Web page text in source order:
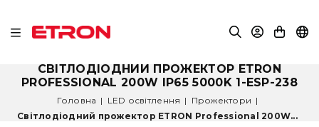
СВІТЛОДІОДНИЙ ПРОЖЕКТОР ETRON
PROFESSIONAL 200W IP65 5000K 1-ESP-238
Головна | LED освітлення | Прожектори |
Світлодіодний прожектор ETRON Professional 200W...